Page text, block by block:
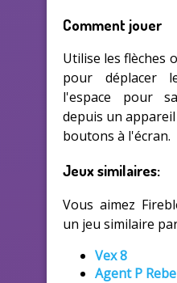
Comment jouer
Utilise les flèches
pour déplacer
l'espace pour
depuis un
boutons à l'écran.
Jeux similaires:
Vous aimez
un jeu similaire
Vex 8
Agent P